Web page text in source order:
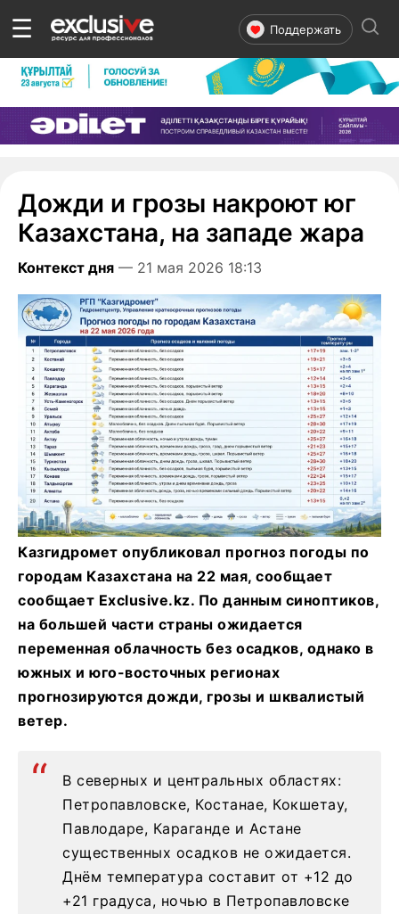
☰ Поддержать
Дожди и грозы накроют юг
Казахстана, на западе жара
Контекст дня — 21 мая 2026 18:13
Казгидромет опубликовал прогноз погоды по
городам Казахстана на 22 мая, сообщает
сообщает Exclusive.kz. По данным синоптиков,
на большей части страны ожидается
переменная облачность без осадков, однако в
южных и юго-восточных регионах
прогнозируются дожди, грозы и шквалистый
ветер.
В северных и центральных областях:
Петропавловске, Костанае, Кокшетау,
Павлодаре, Караганде и Астане
существенных осадков не ожидается.
Днём температура составит от +12 до
+21 градуса, ночью в Петропавловске